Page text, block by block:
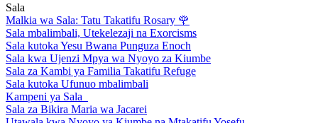
Sala
Malkia wa Sala: Tatu Takatifu Rosary 🌹
Sala mbalimbali, Utekelezaji na Exorcisms
Sala kutoka Yesu Bwana Punguza Enoch
Sala kwa Ujenzi Mpya wa Nyoyo za Kiumbe
Sala za Kambi ya Familia Takatifu Refuge
Sala kutoka Ufunuo mbalimbali
Kampeni ya Sala
Sala za Bikira Maria wa Jacarei